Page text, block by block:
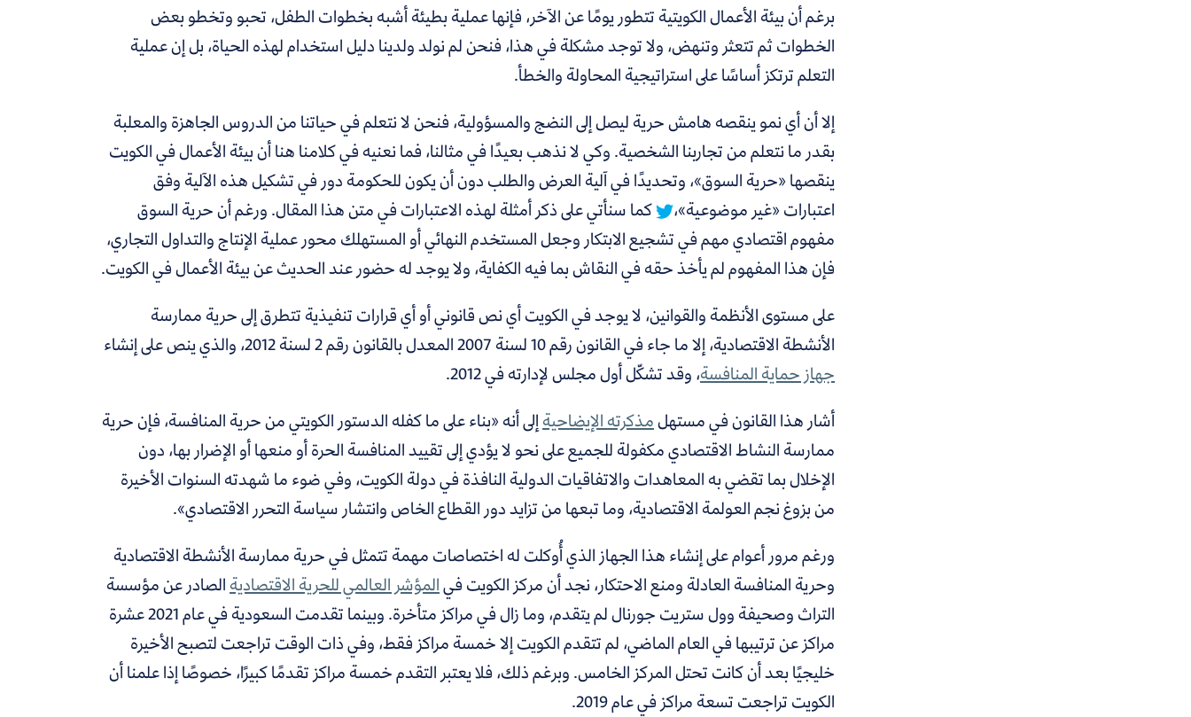
برغم أن بيئة الأعمال الكويتية تتطور يومًا عن الآخر، فإنها عملية بطيئة أشبه بخطوات الطفل، تحبو وتخطو بعض
الخطوات ثم تتعثر وتنهض، ولا توجد مشكلة في هذا، فنحن لم نولد ولدينا دليل استخدام لهذه الحياة، بل إن عملية
التعلم ترتكز أساسًا على استراتيجية المحاولة والخطأ.
إلا أن أي نمو ينقصه هامش حرية ليصل إلى النضج والمسؤولية، فنحن لا نتعلم في حياتنا من الدروس الجاهزة والمعلبة
بقدر ما نتعلم من تجاربنا الشخصية. وكي لا نذهب بعيدًا في مثالنا،فما نعنيه في كلامنا هنا أن بيئة الأعمال في الكويت
ينقصها «حرية السوق»، وتحديدًا في آلية العرض والطلب دون أن يكون للحكومة دور في تشكيل هذه الآلية وفق
اعتبارات «غير موضوعية»،
كما سنأتي على ذكر أمثلة لهذه الاعتبارات في متن هذا المقال. ورغم أن حرية السوق
مفهوم اقتصادي مهم في تشجيع الابتكار وجعل المستخدم النهائي أو المستهلك محور عملية الإنتاج والتداول التجاري،
فإن هذا المفهوم لم يأخذ حقه في النقاش بما فيه الكفاية، ولا يوجد له حضور عند الحديث عن بيئة الأعمال في الكويت.
على مستوى الأنظمة والقوانين، لا يوجد في الكويت أي نص قانوني أو أي قرارات تنفيذية تتطرق إلى حرية ممارسة
الأنشطة الاقتصادية، إلا ما جاء في القانون رقم 10 لسنة 2007 المعدل بالقانون رقم 2 لسنة 2012، والذي ينص على إنشاء
جهاز حماية المنافسة، وقد تشكّل أول مجلس لإدارته في 2012.
أشار هذا القانون في مستهلمذكرته الإيضاحيةإلى أنه «بناء على ما كفله الدستور الكويتي من حرية المنافسة، فإن حرية
ممارسة النشاط الاقتصادي مكفولة للجميع على نحو لا يؤدي إلى تقييد المنافسة الحرة أو منعها أو الإضرار بها، دون
الإخلال بما تقضي به المعاهدات والاتفاقيات الدولية النافذة في دولة الكويت،وفي ضوء ما شهدته السنوات الأخيرة
من بزوغ نجم العولمة الاقتصادية، وما تبعها من تزايد دور القطاع الخاص وانتشار سياسة التحرر الاقتصادي».
ورغم مرور أعوام على إنشاء هذا الجهاز الذي أُوكلت له اختصاصات مهمة تتمثل في حرية ممارسة الأنشطة الاقتصادية
وحرية المنافسة العادلة ومنع الاحتكار، نجد أن مركز الكويت فيالمؤشر العالمي للحرية الاقتصاديةالصادر عن مؤسسة
التراث وصحيفة وول ستريت جورنال لم يتقدم، وما زال في مراكز متأخرة. وبينما تقدمت السعودية في عام 2021 عشرة
مراكز عن ترتيبها في العام الماضي، لم تتقدم الكويت إلا خمسة مراكز فقط، وفي ذات الوقت تراجعت لتصبح الأخيرة
خليجيًا بعد أن كانت تحتل المركز الخامس. وبرغم ذلك، فلا يعتبر التقدم خمسة مراكز تقدمًا كبيرًا، خصوصًا إذا علمنا أن
الكويت تراجعت تسعة مراكز في عام 2019.